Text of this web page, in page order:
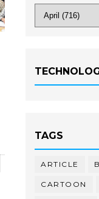
TAGS
ARTICLE
CARTOON